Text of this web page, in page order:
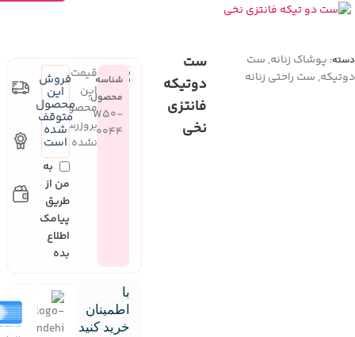
دسته: پوشاک زنانه, ست
دوتیکه, ست راحتی زنانه
ست
دوتیکه
فانتزی
نخی
شناسه
محصول:
W50-
0044
قیمت
این
محصول
بروزرسانی
نشده
فروش
این
محصول
متوقف
شده
است
به
من از
طریق
پیامک
اطلاع
بده
با
اطمینان
خرید کنید